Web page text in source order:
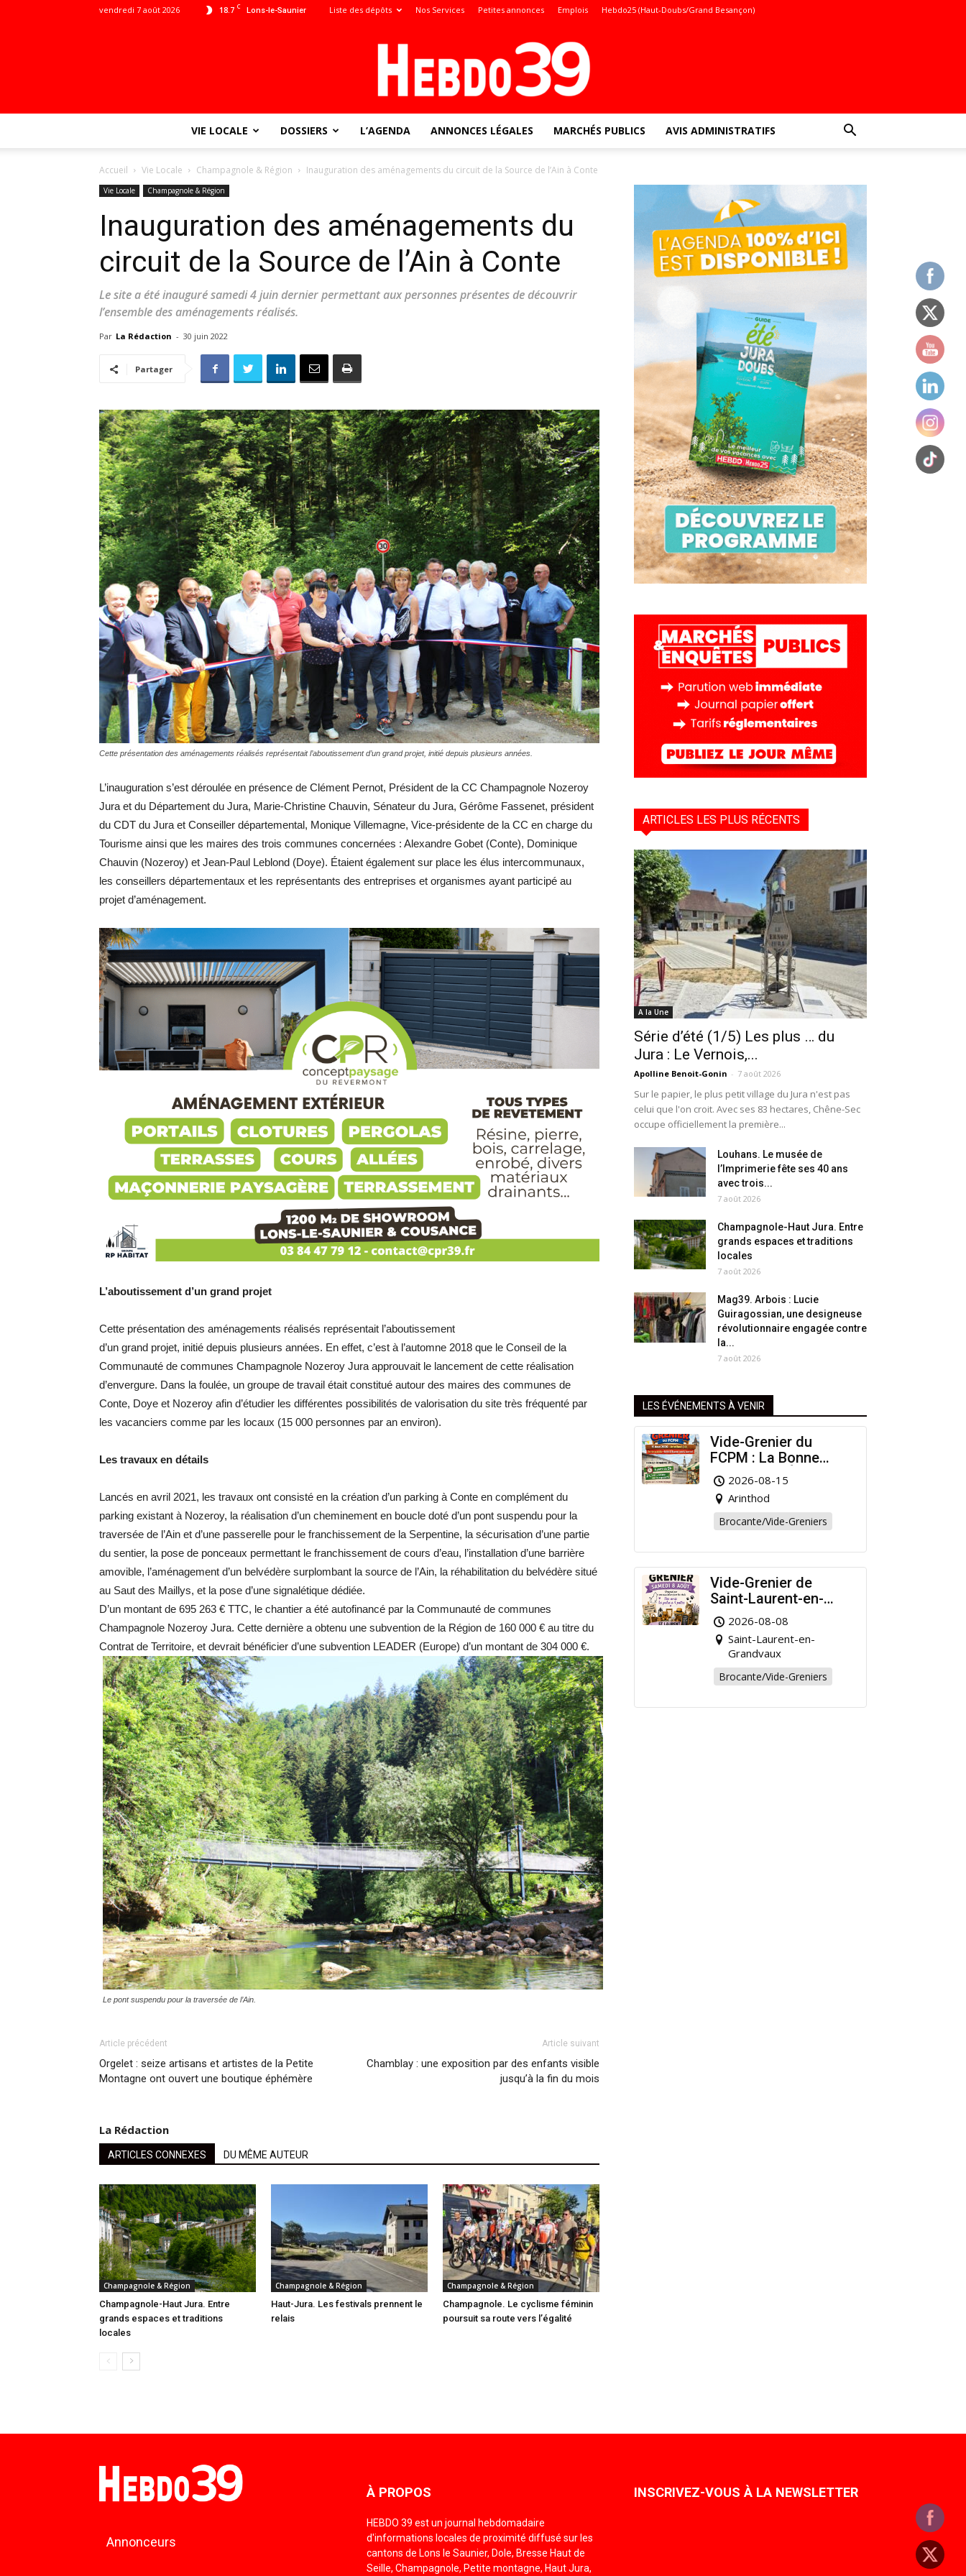
18.7 C Lons-le-Saunier
vendredi 7 août 2026 Liste des dépôts Nos Services Petites annonces Emplois Hebdo25 (Haut-Doubs/Grand Besançon)
l'info
locale
Hebdo39
VIE LOCALE DOSSIERS L’AGENDA ANNONCES LÉGALES MARCHÉS PUBLICS AVIS ADMINISTRATIFS
Accueil Vie Locale Champagnole & Région Inauguration des aménagements du circuit de la Source de l’Ain à Conte
Vie Locale Champagnole & Région
Inauguration des aménagements du
circuit de la Source de l’Ain à Conte
Le site a été inauguré samedi 4 juin dernier permettant aux personnes présentes de découvrir
l’ensemble des aménagements réalisés.
Par La Rédaction - 30 juin 2022
Partager
Cette présentation des aménagements réalisés représentait l’aboutissement d’un grand projet, initié depuis plusieurs années.
L’inauguration s’est déroulée en présence de Clément Pernot, Président de la CC Champagnole Nozeroy
Jura et du Département du Jura, Marie-Christine Chauvin, Sénateur du Jura, Gérôme Fassenet, président
du CDT du Jura et Conseiller départemental, Monique Villemagne, Vice-présidente de la CC en charge du
Tourisme ainsi que les maires des trois communes concernées : Alexandre Gobet (Conte), Dominique
Chauvin (Nozeroy) et Jean-Paul Leblond (Doye). Étaient également sur place les élus intercommunaux,
les conseillers départementaux et les représentants des entreprises et organismes ayant participé au
projet d’aménagement.
L’aboutissement d’un grand projet
Cette présentation des aménagements réalisés représentait l’aboutissement
d’un grand projet, initié depuis plusieurs années. En effet, c’est à l’automne 2018 que le Conseil de la
Communauté de communes Champagnole Nozeroy Jura approuvait le lancement de cette réalisation
d’envergure. Dans la foulée, un groupe de travail était constitué autour des maires des communes de
Conte, Doye et Nozeroy afin d’étudier les différentes possibilités de valorisation du site très fréquenté par
les vacanciers comme par les locaux (15 000 personnes par an environ).
Les travaux en détails
Lancés en avril 2021, les travaux ont consisté en la création d’un parking à Conte en complément du
parking existant à Nozeroy, la réalisation d’un cheminement en boucle doté d’un pont suspendu pour la
traversée de l’Ain et d’une passerelle pour le franchissement de la Serpentine, la sécurisation d’une partie
du sentier, la pose de ponceaux permettant le franchissement de cours d’eau, l’installation d’une barrière
amovible, l’aménagement d’un belvédère surplombant la source de l’Ain, la réhabilitation du belvédère situé
au Saut des Maillys, et la pose d’une signalétique dédiée.
D’un montant de 695 263 € TTC, le chantier a été autofinancé par la Communauté de communes
Champagnole Nozeroy Jura. Cette dernière a obtenu une subvention de la Région de 160 000 € au titre du
Contrat de Territoire, et devrait bénéficier d’une subvention LEADER (Europe) d’un montant de 304 000 €.
Le pont suspendu pour la traversée de l’Ain.
Article précédent
Orgelet : seize artisans et artistes de la Petite
Montagne ont ouvert une boutique éphémère
Article suivant
Chamblay : une exposition par des enfants visible
jusqu’à la fin du mois
La Rédaction
ARTICLES CONNEXES DU MÊME AUTEUR
Champagnole & Région
Champagnole-Haut Jura. Entre
grands espaces et traditions
locales
Champagnole & Région
Haut-Jura. Les festivals prennent le
relais
Champagnole & Région
Champagnole. Le cyclisme féminin
poursuit sa route vers l’égalité
ARTICLES LES PLUS RÉCENTS
A la Une
Série d’été (1/5) Les plus … du
Jura : Le Vernois,...
Apolline Benoit-Gonin - 7 août 2026
Sur le papier, le plus petit village du Jura n'est pas
celui que l'on croit. Avec ses 83 hectares, Chêne-Sec
occupe officiellement la première...
Louhans. Le musée de
l’Imprimerie fête ses 40 ans
avec trois...
7 août 2026
Champagnole-Haut Jura. Entre
grands espaces et traditions
locales
7 août 2026
Mag39. Arbois : Lucie
Guiragossian, une designeuse
révolutionnaire engagée contre
la...
7 août 2026
LES ÉVÉNEMENTS À VENIR
Vide-Grenier du
FCPM : La Bonne
Affaire de l’Été à
Arinthod !
2026-08-15
Arinthod
Brocante/Vide-Greniers
Vide-Grenier de
Saint-Laurent-en-
Grandvaux : Venez
chiner pour la bonne
cause !
2026-08-08
Saint-Laurent-en-
Grandvaux
Brocante/Vide-Greniers